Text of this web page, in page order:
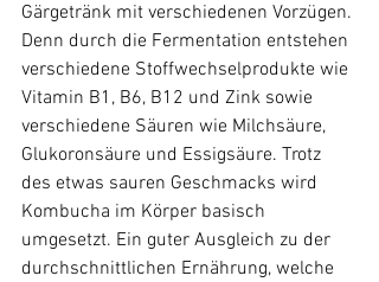
Gärgetränk mit verschiedenen Vorzügen.
Denn durch die Fermentation entstehen
verschiedene Stoffwechselprodukte wie
Vitamin B1, B6, B12 und Zink sowie
verschiedene Säuren wie Milchsäure,
Glukoronsäure und Essigsäure. Trotz
des etwas sauren Geschmacks wird
Kombucha im Körper basisch
umgesetzt. Ein guter Ausgleich zu der
durchschnittlichen Ernährung, welche